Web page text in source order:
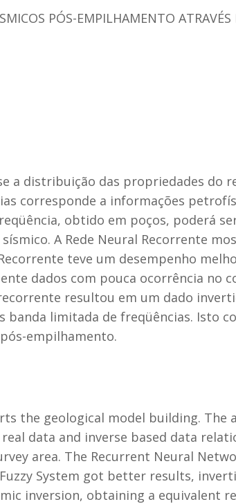
PÓS-EMPILHAMENTO ATRAVÉS
a distribuição das propriedades do
corresponde a informações
obtido em poços, poderá
A Rede Neural Recorrente
teve um desempenho
dados com pouca ocorrência no
resultou em um dado
banda limitada de freqüências. Isto
empilhamento.
the geological model building. The
data and inverse based data
area. The Recurrent Neural
System got better results,
inversion, obtaining a equivalent